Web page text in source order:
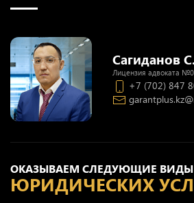
ОКАЗЫВАЕМ СЛЕДУЮЩИЕ ВИДЫ
ЮРИДИЧЕСКИХ
Сагиданов
Лицензия адвоката
+7 (702) 847